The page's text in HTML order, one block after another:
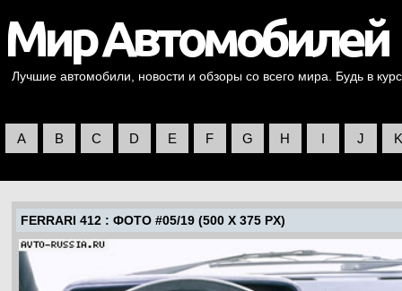
Лучшие автомобили, новости и обзоры со всего мира. Будь в
A B C D E F G H I J K
FERRARI 412 : ФОТО #05/19 (500 X 375 PX)